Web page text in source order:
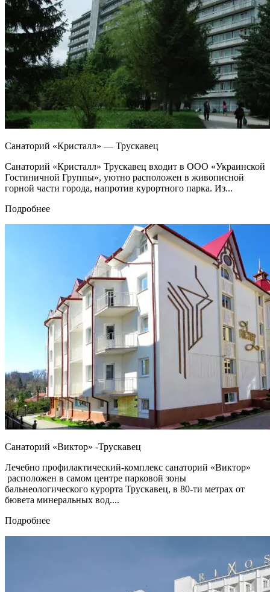
Санаторий «Кристалл» — Трускавец
Санаторий «Кристалл» Трускавец входит в ООО «Украинской
Гостиничной Группы», уютно расположен в живописной
горной части города, напротив курортного парка. Из...
Подробнее
Санаторий «Виктор» -Трускавец
Лечебно профилактический-комплекс санаторий «Виктор»
расположен в самом центре парковой зоны
бальнеологического курорта Трускавец, в 80-ти метрах от
бювета минеральных вод....
Подробнее